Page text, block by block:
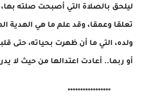
ليلحق بالصلاة التي أصبحت صلته بها،
تعلقا وعمقا، وقد علم ما هي الهدية
ولده، التي ما أن ظهرت بحياته، حتى
أو ربما.. أعادت اعتدالها من حيث لا
*****************